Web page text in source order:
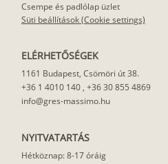
Csempe és padlólap üzlet
Süti beállítások (Cookie settings)
ELÉRHETŐSÉGEK
1161 Budapest, Csömöri út 38.
+36 1 4010 140 , +36 30 855 4869
info@gres-massimo.hu
NYITVATARTÁS
Hétköznap: 8-17 óráig